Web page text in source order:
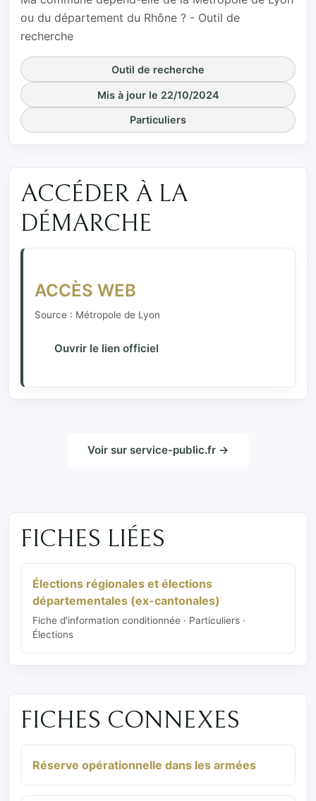
ou du département du Rhône ? - Outil de
recherche
Outil de recherche
Mis à jour le 22/10/2024
Particuliers
ACCÉDER À LA
DÉMARCHE
ACCÈS WEB
Source : Métropole de Lyon
Ouvrir le lien officiel
Voir sur service-public.fr →
FICHES LIÉES
Élections régionales et élections
départementales (ex-cantonales)
Fiche d'information conditionnée · Particuliers ·
Élections
FICHES CONNEXES
Réserve opérationnelle dans les armées